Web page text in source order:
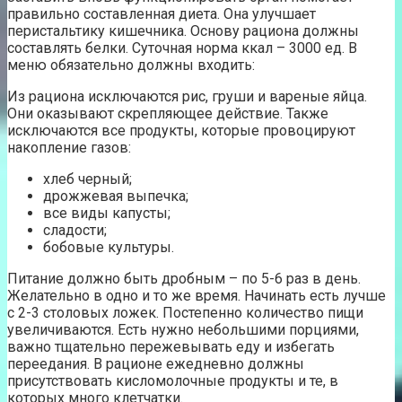
правильно составленная диета. Она улучшает
перистальтику кишечника. Основу рациона должны
составлять белки. Суточная норма ккал – 3000 ед. В
меню обязательно должны входить:
Из рациона исключаются рис, груши и вареные яйца.
Они оказывают скрепляющее действие. Также
исключаются все продукты, которые провоцируют
накопление газов:
хлеб черный;
дрожжевая выпечка;
все виды капусты;
сладости;
бобовые культуры.
Питание должно быть дробным – по 5-6 раз в день.
Желательно в одно и то же время. Начинать есть лучше
с 2-3 столовых ложек. Постепенно количество пищи
увеличиваются. Есть нужно небольшими порциями,
важно тщательно пережевывать еду и избегать
переедания. В рационе ежедневно должны
присутствовать кисломолочные продукты и те, в
которых много клетчатки.